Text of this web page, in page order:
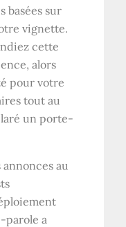
basées sur
vignette.
cette
alors
pour votre
tout au
un porte-
annonces au
parole a